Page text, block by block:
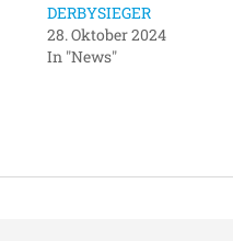
DERBYSIEGER
28. Oktober 2024
In "News"